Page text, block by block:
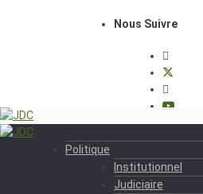
Nous Suivre
Politique
Institutionnel
Judiciaire